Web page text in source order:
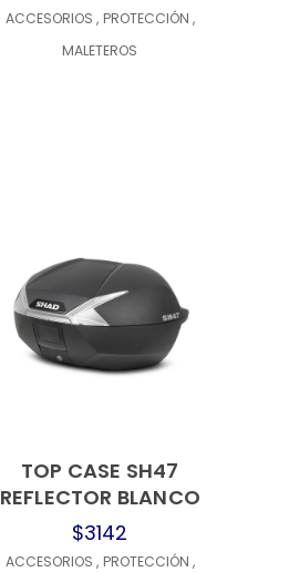
ACCESORIOS , PROTECCIÓN ,
MALETEROS
TOP CASE SH47
REFLECTOR BLANCO
$3142
ACCESORIOS , PROTECCIÓN ,